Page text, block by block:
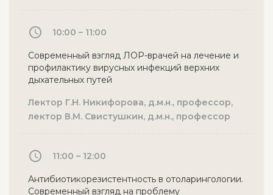
10:00 – 11:00
Современный взгляд ЛОР-врачей на лечение и
профилактику вирусных инфекций верхних
дыхательных путей
Лектор Г.Н. Никифорова, д.м.н., профессор,
лектор В.М. Свистушкин, д.м.н., профессор
11:00 – 12:00
Антибиотикорезистентность в отоларингологии.
Современный взгляд на проблему